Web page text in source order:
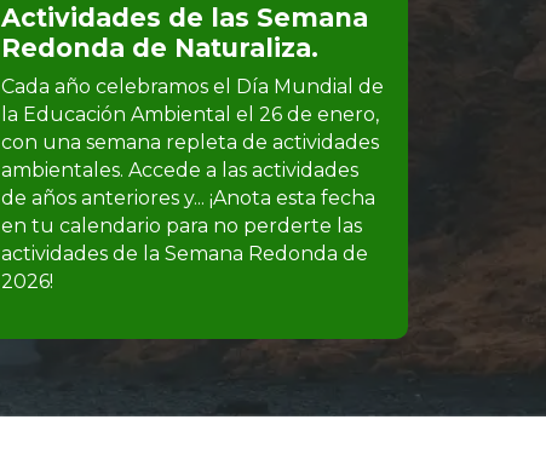
Actividades de las Semana
Redonda de Naturaliza.
Cada año celebramos el Día Mundial de
la Educación Ambiental el 26 de enero,
con una semana repleta de actividades
ambientales. Accede a las actividades
de años anteriores y... ¡Anota esta fecha
en tu calendario para no perderte las
actividades de la Semana Redonda de
2026!